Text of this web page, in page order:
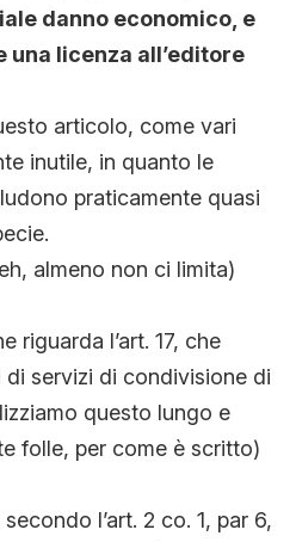
danno economico, e
licenza all’editore
articolo, come vari
inutile, in quanto le
praticamente quasi
almeno non ci limita)
riguarda l’art. 17, che
servizi di condivisione di
questo lungo e
folle, per come è scritto)
l’art. 2 co. 1, par 6,